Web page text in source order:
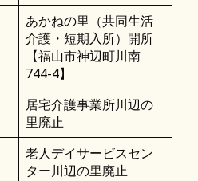
あかねの里（共同生活
介護・短期入所）開所
【福山市神辺町川南
744-4】
居宅介護事業所川辺の
里廃止
老人デイサービスセン
ター川辺の里廃止